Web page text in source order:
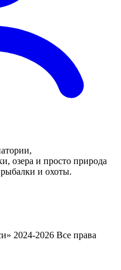
озера и просто природа
и охоты.
2024-2026 Все права